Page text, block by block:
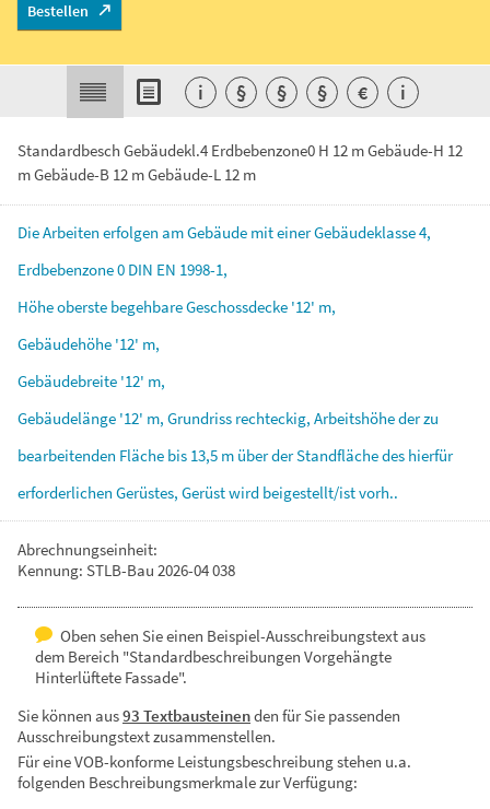
Standardbesch Gebäudekl.4 Erdbebenzone0 H 12 m Gebäude-H 12
m Gebäude-B 12 m Gebäude-L 12 m
DieArbeiten erfolgen amGebäude miteinerGebäudeklasse4,
Erdbebenzone0 DIN EN 1998-1,
Höheoberste begehbareGeschossdecke '12' m,
Gebäudehöhe '12' m,
Gebäudebreite '12' m,
Gebäudelänge '12' m, Grundriss rechteckig, Arbeitshöhederzu
bearbeitenden Fläche bis 13,5 m überderStandflächedes hierfür
erforderlichen Gerüstes, Gerüstwird beigestellt/istvorh..
Abrechnungseinheit:
Kennung: STLB-Bau 2026-04 038
Oben sehen Sie einen Beispiel-Ausschreibungstext aus
dem Bereich "Standardbeschreibungen Vorgehängte
Hinterlüftete Fassade".
Sie können aus93 Textbausteinenden für Sie passenden
Ausschreibungstext zusammenstellen.
Für eine VOB-konforme Leistungsbeschreibung stehen u.a.
folgenden Beschreibungsmerkmale zur Verfügung:
Bestellen
i § § § € i